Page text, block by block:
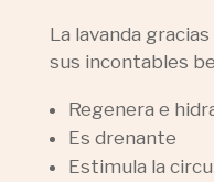
La lavanda
sus incontables
Regenera e
Es drenante
Estimula la